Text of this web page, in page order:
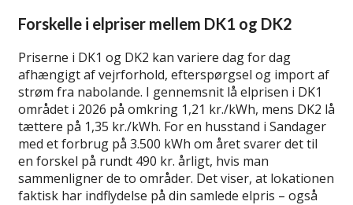
Forskelle i elpriser mellem DK1 og DK2
Priserne i DK1 og DK2 kan variere dag for dag
afhængigt af vejrforhold, efterspørgsel og import af
strøm fra nabolande. I gennemsnit lå elprisen i DK1
området i 2026 på omkring 1,21 kr./kWh, mens DK2 lå
tættere på 1,35 kr./kWh. For en husstand i Sandager
med et forbrug på 3.500 kWh om året svarer det til
en forskel på rundt 490 kr. årligt, hvis man
sammenligner de to områder. Det viser, at lokationen
faktisk har indflydelse på din samlede elpris – også